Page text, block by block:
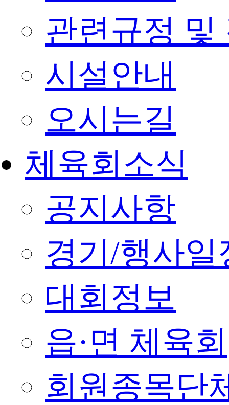
관련규정 및
시설안내
오시는길
체육회소식
공지사항
경기/행사일
대회정보
읍·면 체육회
회원종목단